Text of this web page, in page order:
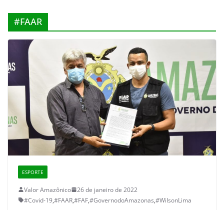
#FAAR
ESPORTE
Valor Amazônico
26 de janeiro de 2022
#Covid-19,#FAAR,#FAF,#GovernodoAmazonas,#WilsonLima